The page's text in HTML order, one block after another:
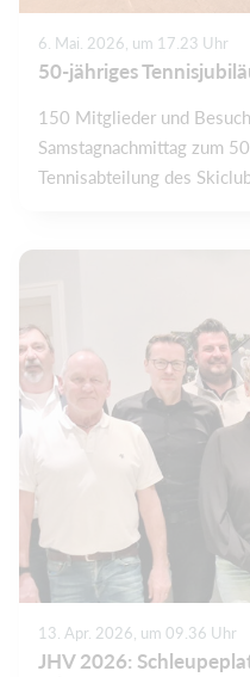
6. Mai. 2026, um 17.23 Uhr
50-jähriges
150 Mitglieder und
Samstagnachmittag zum
Tennisabteilung des
13. Apr. 2026, um 09.36 Uhr
JHV 2026: